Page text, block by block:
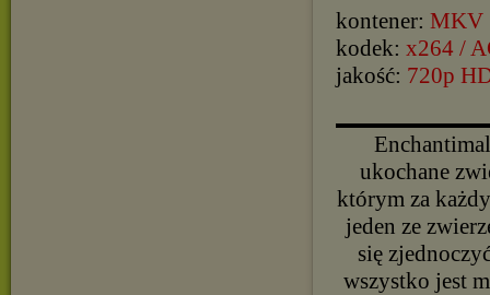
kontener: MKV
kodek: x264 /
jakość: 720p
ukochane
którym za
jeden ze
się
wszystko jest